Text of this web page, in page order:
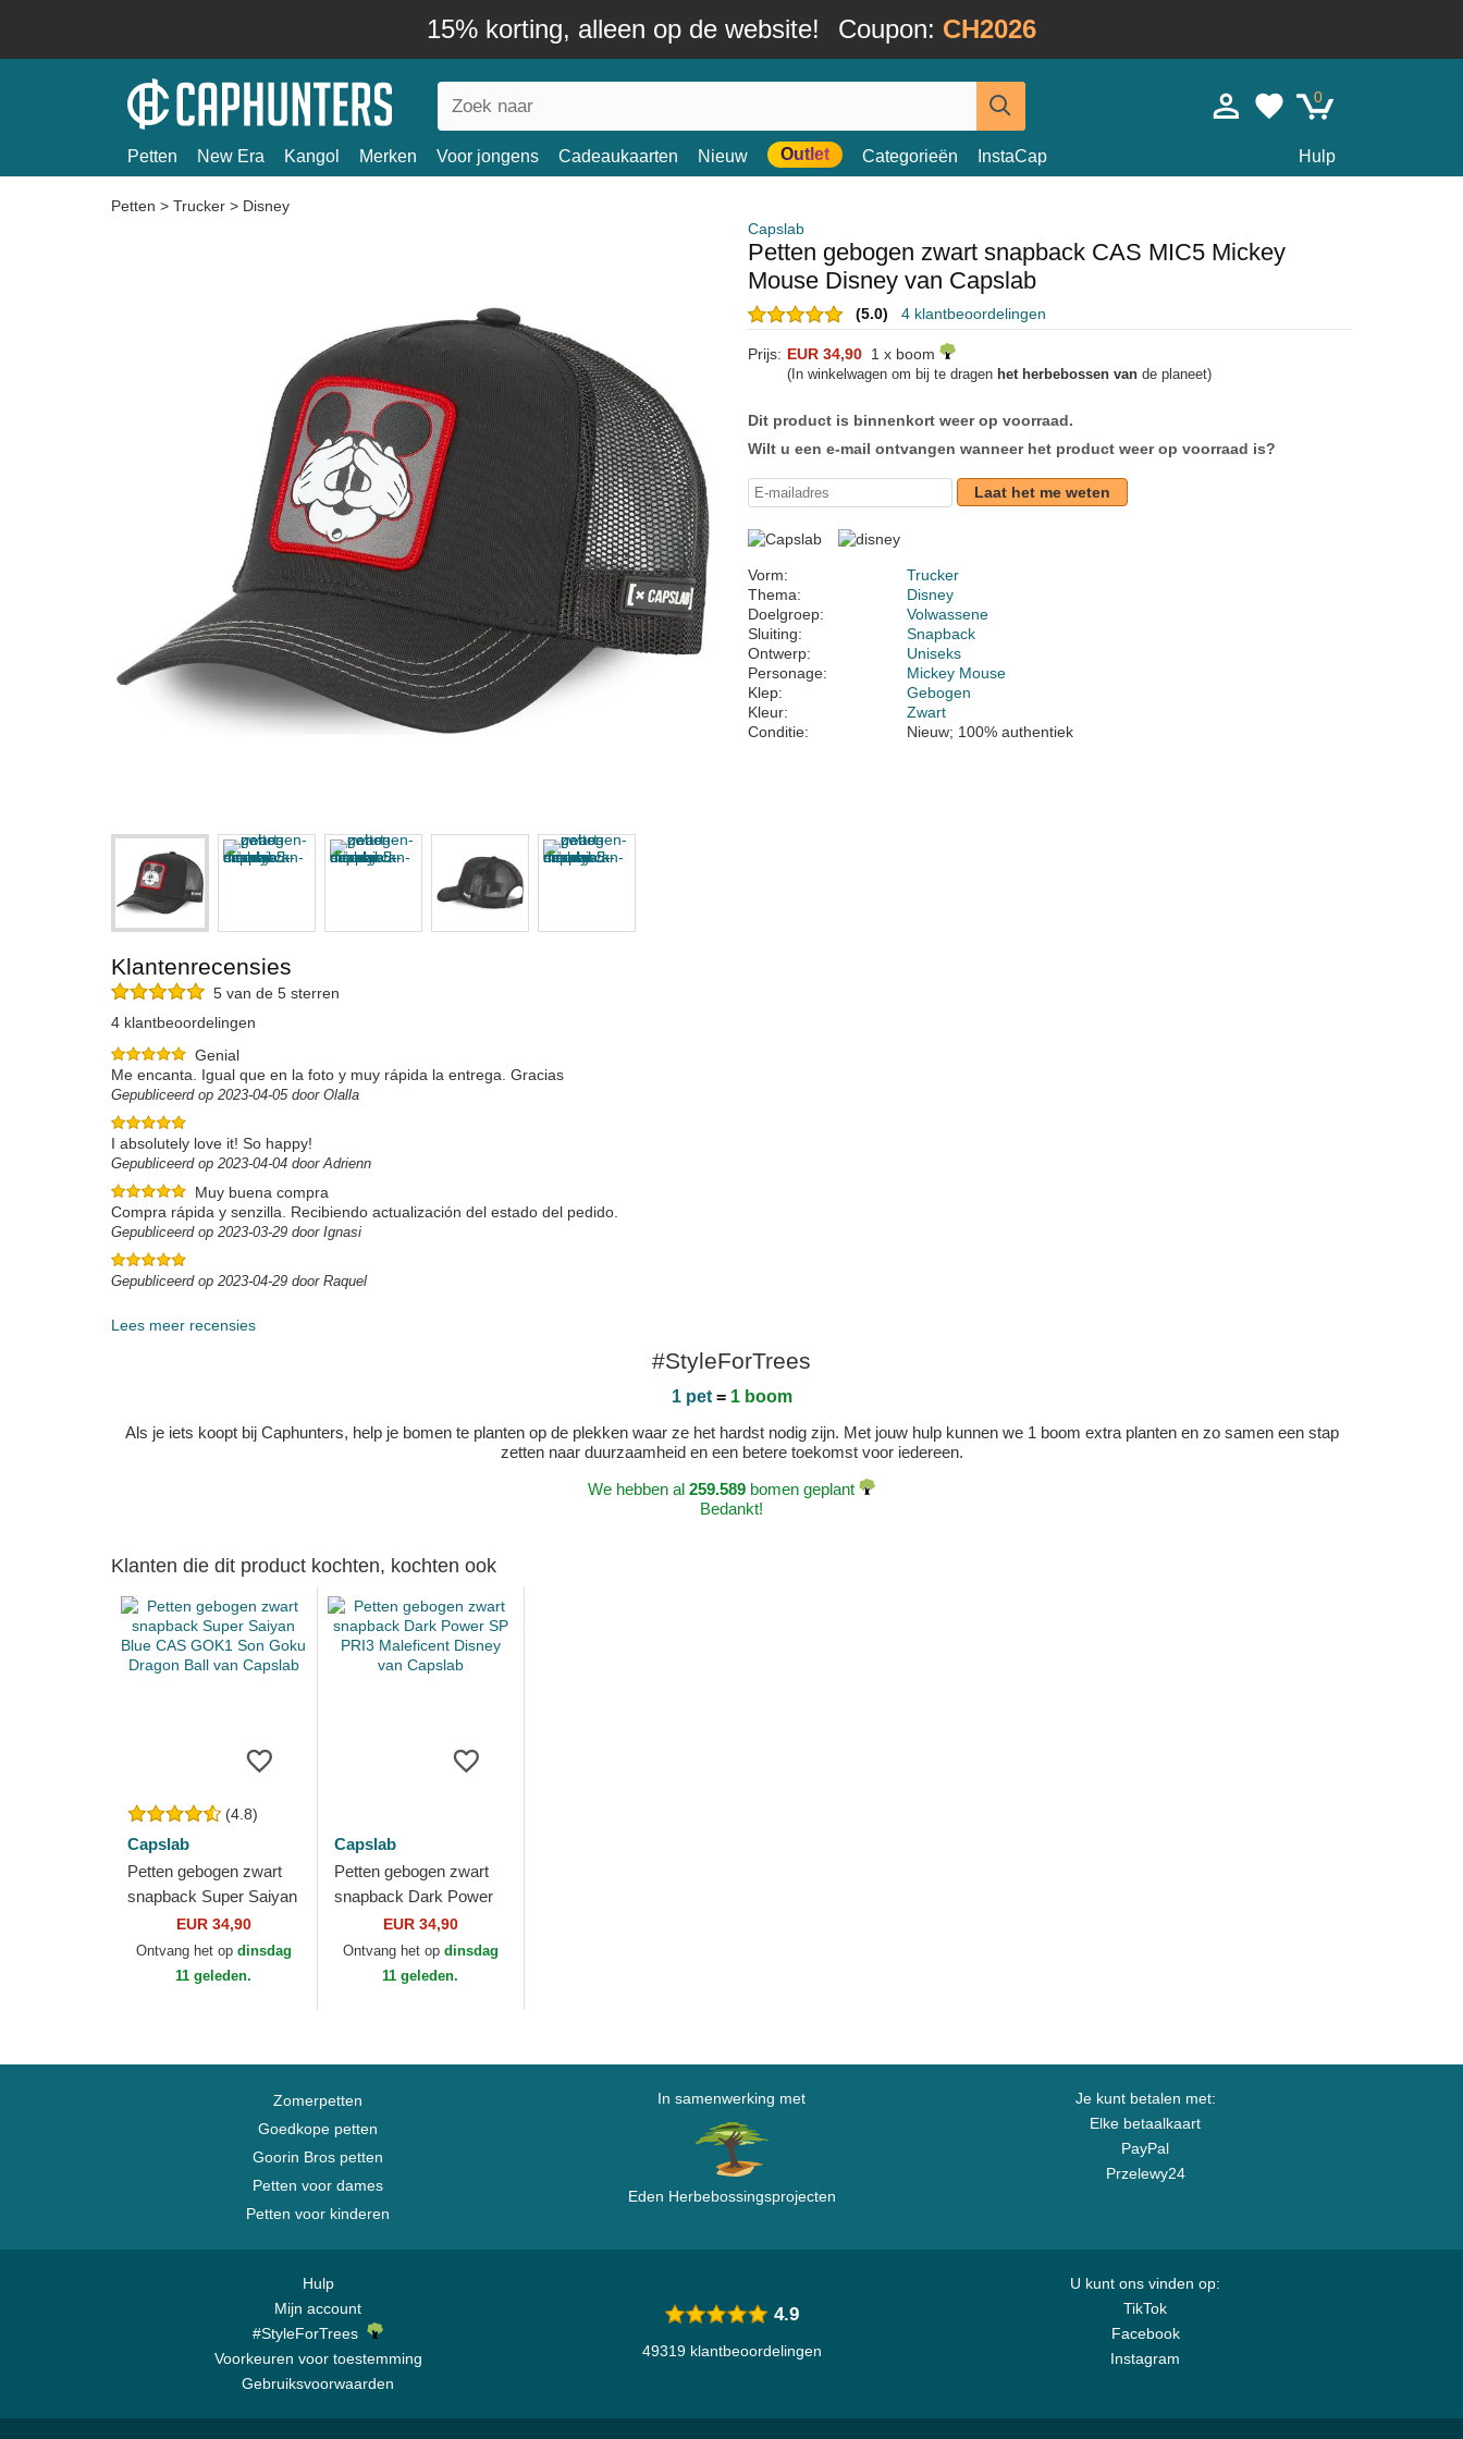
15% korting, alleen op de website! Coupon: CH2026
0
Petten New Era Kangol Merken Voor jongens Cadeaukaarten Nieuw Outlet Categorieën InstaCap Hulp
Petten > Trucker > Disney
Capslab
Petten gebogen zwart snapback CAS MIC5 Mickey
Mouse Disney van Capslab
(5.0) 4 klantbeoordelingen
Prijs: EUR 34,90 1 x boom
(In winkelwagen om bij te dragen het herbebossen van de planeet)
Dit product is binnenkort weer op voorraad.
Wilt u een e-mail ontvangen wanneer het product weer op voorraad is?
Laat het me weten
Vorm:
Trucker
Thema:
Disney
Doelgroep:
Volwassene
Sluiting:
Snapback
Ontwerp:
Uniseks
Personage:
Mickey Mouse
Klep:
Gebogen
Kleur:
Zwart
Conditie:
Nieuw; 100% authentiek
Klantenrecensies
5 van de 5 sterren
4 klantbeoordelingen
Genial
Me encanta. Igual que en la foto y muy rápida la entrega. Gracias
Gepubliceerd op 2023-04-05 door Olalla
I absolutely love it! So happy!
Gepubliceerd op 2023-04-04 door Adrienn
Muy buena compra
Compra rápida y senzilla. Recibiendo actualización del estado del pedido.
Gepubliceerd op 2023-03-29 door Ignasi
Gepubliceerd op 2023-04-29 door Raquel
Lees meer recensies
#StyleForTrees
1 pet= 1 boom
Als je iets koopt bij Caphunters, help je bomen te planten op de plekken waar ze het hardst nodig zijn. Met jouw hulp kunnen we 1 boom extra planten en zo samen een stap
zetten naar duurzaamheid en een betere toekomst voor iedereen.
We hebben al 259.589 bomen geplant
Bedankt!
Klanten die dit product kochten, kochten ook
(4.8)
Capslab
Petten gebogen zwart
snapback Super Saiyan
Blue CAS GOK1 Son
Goku Dragon Ball van
Capslab
EUR 34,90
Ontvang het op dinsdag
11 geleden.
Capslab
Petten gebogen zwart
snapback Dark Power
SP PRI3 Maleficent
Disney van Capslab
EUR 34,90
Ontvang het op dinsdag
11 geleden.
Zomerpetten
Goedkope petten
Goorin Bros petten
Petten voor dames
Petten voor kinderen
In samenwerking met
Eden Herbebossingsprojecten
Je kunt betalen met:
Elke betaalkaart
PayPal
Przelewy24
Hulp
Mijn account
#StyleForTrees
Voorkeuren voor toestemming
Gebruiksvoorwaarden
U kunt ons vinden op:
TikTok
Facebook
Instagram
4.9
49319 klantbeoordelingen